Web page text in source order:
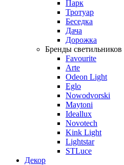
Парк
Тротуар
Беседка
Дача
Дорожка
Бренды светильников
Favourite
Arte
Odeon Light
Eglo
Nowodvorski
Maytoni
Ideallux
Novotech
Kink Light
Lightstar
STLuce
Декор